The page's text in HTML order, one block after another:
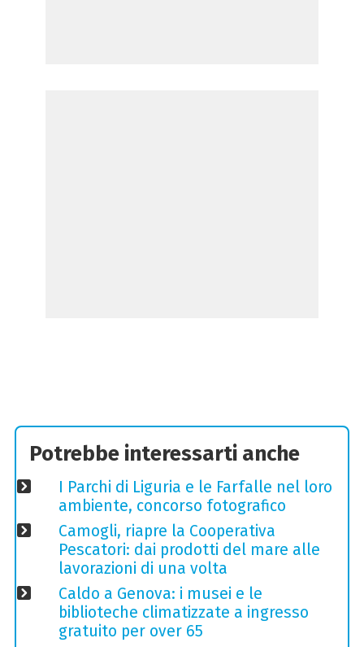
Potrebbe interessarti anche
I Parchi di Liguria e le Farfalle nel loro
ambiente, concorso fotografico
Camogli, riapre la Cooperativa
Pescatori: dai prodotti del mare alle
lavorazioni di una volta
Caldo a Genova: i musei e le
biblioteche climatizzate a ingresso
gratuito per over 65